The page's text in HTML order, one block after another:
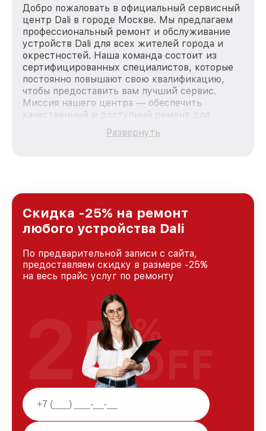
Добро пожаловать в официальный сервисный
центр Dali в городе Москве. Мы предлагаем
профессиональный ремонт и обслуживание
устройств Dali для всех жителей города и
окрестностей. Наша команда состоит из
сертифицированных специалистов, которые
постоянно повышают свою квалификацию,
чтобы предоставить вам лучший сервис.
Миссия нашего центра — обеспечить
качественный и доступный ремонт для
каждого пользователя продукции Dali, вне
зависимости от сложности поломки. Мы
и лояльности наших клиентов.
Развернуть
Скидка -25% на ремонт
любого устройства Dali
По предварительной записи с сайта,
предоставляем скидку в размере -25%
на весь прайс услуг по ремонту
25%
OFF